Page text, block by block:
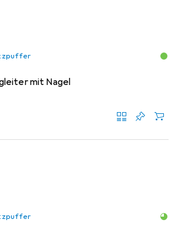
mit Nagel